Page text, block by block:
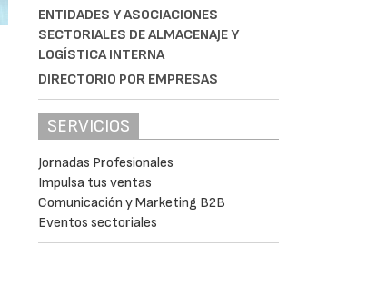
ENTIDADES Y ASOCIACIONES
SECTORIALES DE ALMACENAJE Y
LOGÍSTICA INTERNA
DIRECTORIO POR EMPRESAS
SERVICIOS
Jornadas Profesionales
Impulsa tus ventas
Comunicación y Marketing B2B
Eventos sectoriales